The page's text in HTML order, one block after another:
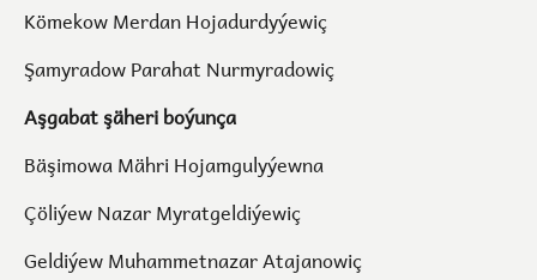
Kömekow Merdan Hojadurdyýewiç
Şamyradow Parahat Nurmyradowiç
Aşgabat şäheri boýunça
Bäşimowa Mähri Hojamgulyýewna
Çöliýew Nazar Myratgeldiýewiç
Geldiýew Muhammetnazar Atajanowiç